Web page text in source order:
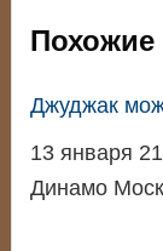
Похожие
Джуджак
13 января
Динамо